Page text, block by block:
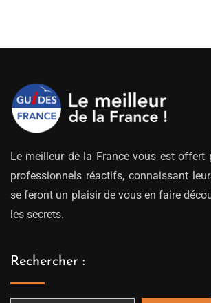
à
Le meilleur de la France vous est offert
professionnels réactifs, connaissant
se feront un plaisir de vous en faire
les secrets.
Rechercher :